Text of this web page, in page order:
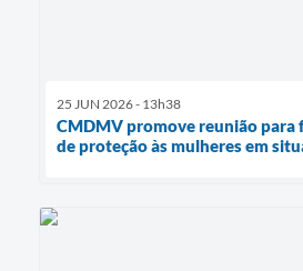
25 JUN 2026 - 13h38
CMDMV promove reunião para
de proteção às mulheres em